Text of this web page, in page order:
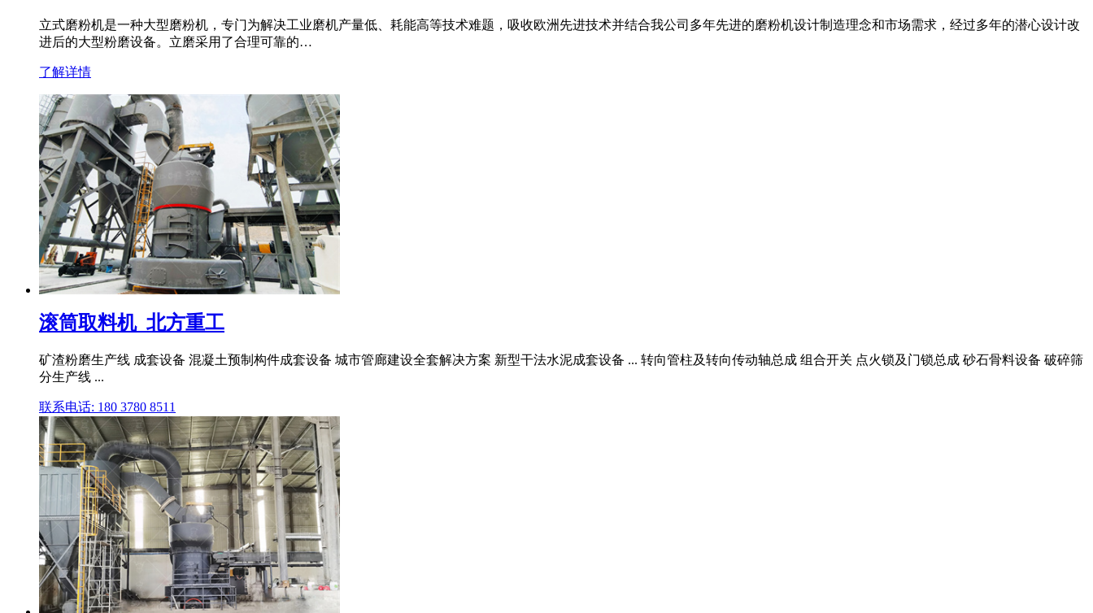
立式磨粉机是一种大型磨粉机，专门为解决工业磨机产量低、耗能高等技术难题，吸收欧洲先进技术并结合我公司多年先进的磨粉机设计制造理念和市场需求，经过多年的潜心设计改
进后的大型粉磨设备。立磨采用了合理可靠的…
了解详情
滚筒取料机_北方重工
矿渣粉磨生产线 成套设备 混凝土预制构件成套设备 城市管廊建设全套解决方案 新型干法水泥成套设备 ... 转向管柱及转向传动轴总成 组合开关 点火锁及门锁总成 砂石骨料设备 破碎筛
分生产线 ...
联系电话: 180 3780 8511